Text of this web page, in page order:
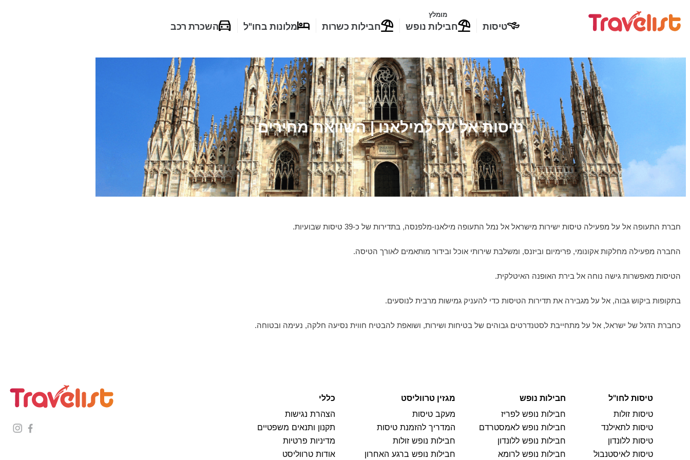
טיסות
מומלץ
חבילות נופש חבילות כשרות מלונות בחו"ל השכרת רכב
טיסות אל על למילאנו | השוואת מחירים
חברת התעופה אל על מפעילה טיסות ישירות מישראל אל נמל התעופה מילאנו-מלפנסה, בתדירות של כ-39 טיסות שבועיות.
החברה מפעילה מחלקות אקונומי, פרימיום וביזנס, ומשלבת שירותי אוכל ובידור מותאמים לאורך הטיסה.
הטיסות מאפשרות גישה נוחה אל בירת האופנה האיטלקית.
בתקופות ביקוש גבוה, אל על מגבירה את תדירות הטיסות כדי להעניק גמישות מרבית לנוסעים.
כחברת הדגל של ישראל, אל על מתחייבת לסטנדרטים גבוהים של בטיחות ושירות, ושואפת להבטיח חווית נסיעה חלקה, נעימה ובטוחה.
טיסות לחו"ל
טיסות זולות
טיסות לתאילנד
טיסות ללונדון
טיסות לאיסטנבול
חבילות נופש
חבילות נופש לפריז
חבילות נופש לאמסטרדם
חבילות נופש ללונדון
חבילות נופש לרומא
מגזין טרווליסט
מעקב טיסות
המדריך להזמנת טיסות
חבילות נופש זולות
חבילות נופש ברגע האחרון
כללי
הצהרת נגישות
תקנון ותנאים משפטיים
מדיניות פרטיות
אודות טרווליסט